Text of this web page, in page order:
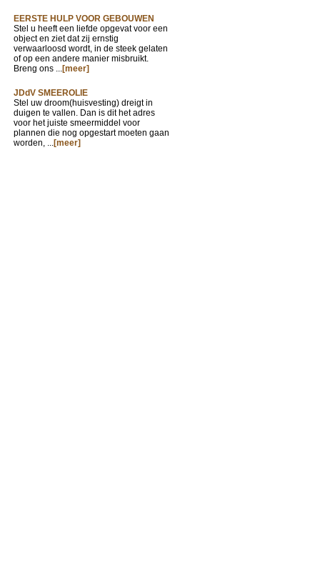
EERSTE HULP VOOR GEBOUWEN
Stel u heeft een liefde opgevat voor een
object en ziet dat zij ernstig
verwaarloosd wordt, in de steek gelaten
of op een andere manier misbruikt.
Breng ons ...[meer]
JDdV SMEEROLIE
Stel uw droom(huisvesting) dreigt in
duigen te vallen. Dan is dit het adres
voor het juiste smeermiddel voor
plannen die nog opgestart moeten gaan
worden, ...[meer]